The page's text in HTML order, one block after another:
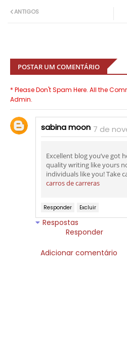
ANTIGOS
POSTAR UM COMENTÁRIO
* Please Don't Spam Here. All the
Admin.
sabina moon 7 de
Excellent blog you’ve got
quality writing like yours
individuals like you! Take
carros de carreras
Responder Excluir
Respostas
Responder
Adicionar comentário